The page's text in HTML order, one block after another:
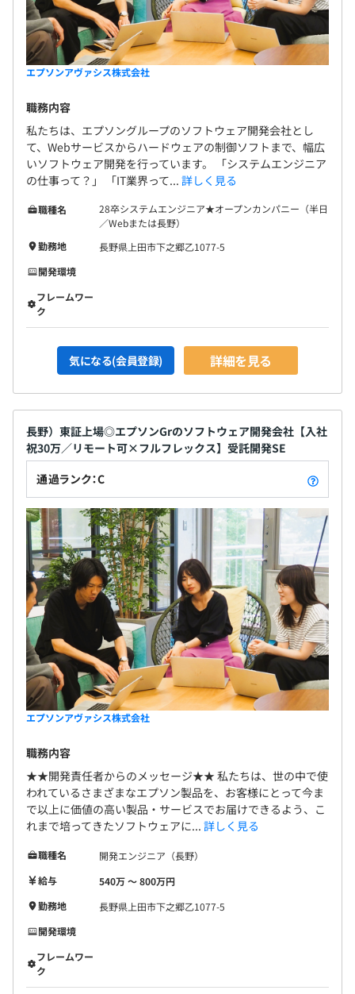
エプソンアヴァシス株式会社
職務内容
私たちは、エプソングループのソフトウェア開発会社とし
て、Webサービスからハードウェアの制御ソフトまで、幅広
いソフトウェア開発を行っています。 「システムエンジニア
の仕事って？」 「IT業界って... 詳しく見る
職種名
28卒システムエンジニア★オープンカンパニー（半日
／Webまたは長野）
勤務地
長野県上田市下之郷乙1077-5
開発環境
フレームワー
ク
気になる(会員登録) 詳細を見る
長野）東証上場◎エプソンGrのソフトウェア開発会社【入社
祝30万／リモート可×フルフレックス】受託開発SE
通過ランク：C
エプソンアヴァシス株式会社
職務内容
★★開発責任者からのメッセージ★★ 私たちは、世の中で使
われているさまざまなエプソン製品を、お客様にとって今ま
で以上に価値の高い製品・サービスでお届けできるよう、こ
れまで培ってきたソフトウェアに... 詳しく見る
職種名
開発エンジニア（長野）
給与
540万 〜 800万円
勤務地
長野県上田市下之郷乙1077-5
開発環境
フレームワー
ク